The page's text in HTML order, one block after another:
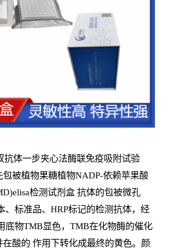
抗体一步夹心法酶联免疫吸附试验
包被植物果糖植物NADP-依赖苹果酸
检测试剂盒抗体的包被微孔
、标准品、 HRP标记的检测抗体，经
底物TMB显色， TMB在化物酶的催化
在酸的 作用下转化成最终的黄色。颜